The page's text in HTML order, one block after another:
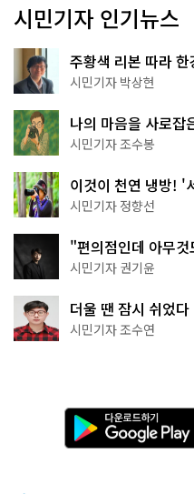
시민기자 인기뉴스
주황색 리본 따라
서울둘레길 15코스
시민기자 박상현
나의 마음을 사로잡
상작 공개!
시민기자 조수봉
이것이 천연 냉방! '
나볼까
시민기자 정향선
"편의점인데 아무
한 편의점의 정체
시민기자 권기윤
더울 땐 잠시 쉬었
·무더위쉼터까지
시민기자 조수연
다
운
로